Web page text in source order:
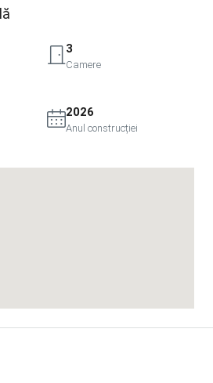
3
Camere
2026
Anul construcției